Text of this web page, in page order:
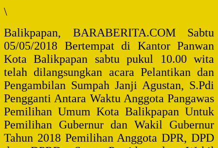
\
Balikpapan, BARABERITA.COM Sabtu
05/05/2018 Bertempat di Kantor Panwan
Kota Balikpapan sabtu pukul 10.00 wita
telah dilangsungkan acara Pelantikan dan
Pengambilan Sumpah Janji Agustan, S.Pdi
Pengganti Antara Waktu Anggota Pangawas
Pemilihan Umum Kota Balikpapan Untuk
Pemilihan Gubernur dan Wakil Gubernur
Tahun 2018 Pemilihan Anggota DPR, DPD